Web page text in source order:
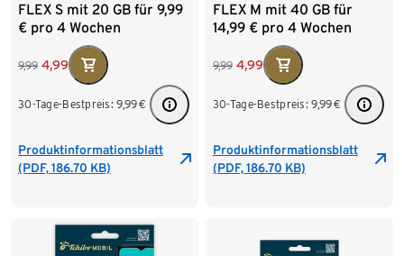
FLEX S mit 20 GB für 9,99
€ pro 4 Wochen
9,99 4,99
30-Tage-Bestpreis: 9,99€
Produktinformationsblatt
(PDF, 186.70 KB)
FLEX M mit 40 GB für
14,99 € pro 4 Wochen
9,99 4,99
30-Tage-Bestpreis: 9,99€
Produktinformationsblatt
(PDF, 186.70 KB)